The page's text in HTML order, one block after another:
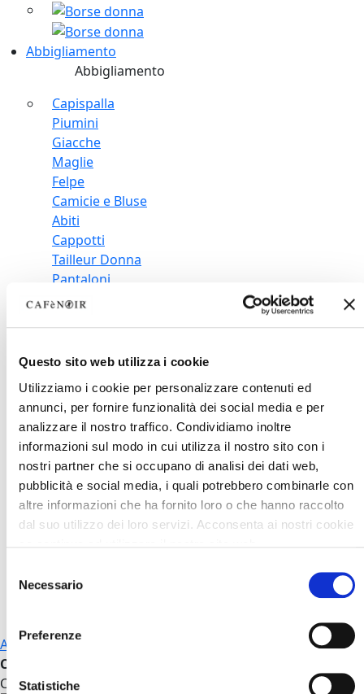
Questo sito web utilizza i cookie
Utilizziamo i cookie per personalizzare contenuti ed
annunci, per fornire funzionalità dei social media e per
analizzare il nostro traffico. Condividiamo inoltre
informazioni sul modo in cui utilizza il nostro sito con i
nostri partner che si occupano di analisi dei dati web,
pubblicità e social media, i quali potrebbero combinarle con
altre informazioni che ha fornito loro o che hanno raccolto
dal suo utilizzo dei loro servizi. Acconsenta ai nostri cookie
delNecessario
Preferenze
Statistiche
Abbigliamento
Abbigliamento
Capispalla
Piumini
Giacche
Maglie
Felpe
Camicie e Bluse
Abiti
Cappotti
Tailleur Donna
Pantaloni
T-shirts
Mostra tutti
Accessori
Accessori
Piccola Pelletteria
Cappelli
Foulard e Sciarpe
Mostra tutti
Occhiali
Account
Cerca
Cerca